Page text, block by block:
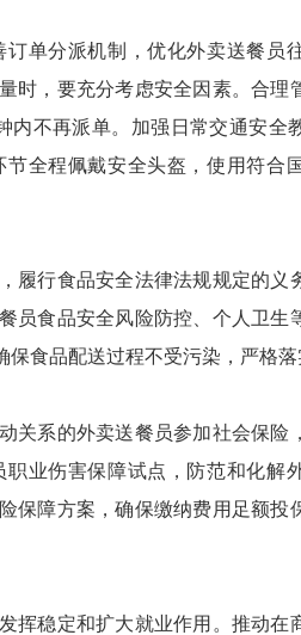
分派机制，优化外卖送餐员
时，要充分考虑安全因素。合理
内不再派单。加强日常交通安全
全程佩戴安全头盔，使用符合
行食品安全法律法规规定的义
员食品安全风险防控、个人卫生
食品配送过程不受污染，严格落
系的外卖送餐员参加社会保险
业伤害保障试点，防范和化解
保障方案，确保缴纳费用足额投
稳定和扩大就业作用。推动在